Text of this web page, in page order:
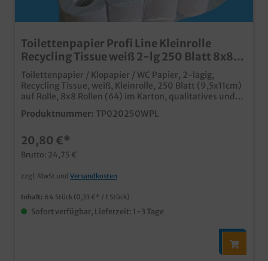
Toilettenpapier Profi Line Kleinrolle
Recycling Tissue weiß 2-lg 250 Blatt 8x8
Rollen
Toilettenpapier / Klopapier / WC Papier, 2-lagig,
Recycling Tissue, weiß, Kleinrolle, 250 Blatt (9,5x11cm)
auf Rolle, 8x8 Rollen (64) im Karton, qualitatives und
dennoch günstiges Toilettenpapier ideal für Hotel,
Gastro und Gewerbe angenehme, saugstarke 2 Lagen
PaketProfi Line, abgestimmt und optimiert für
Großverbraucher, klare unbedruckte Poly
Produktnummer: TP020250WPL
20,80 €*
Brutto: 24,75 €
zzgl. MwSt und Versandkosten
Inhalt: 64 Stück (0,33 €* / 1 Stück)
Sofort verfügbar, Lieferzeit: 1-3 Tage